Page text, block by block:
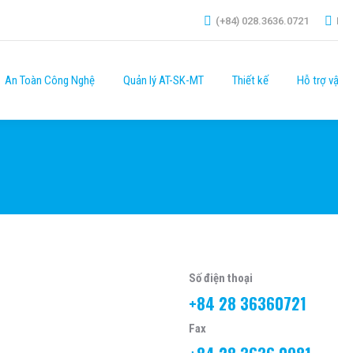
(+84) 028.3636.0721
An Toàn Công Nghệ Quản lý AT-SK-MT Thiết kế Hỗ trợ
Số điện thoại
+84 28 36360721
Fax